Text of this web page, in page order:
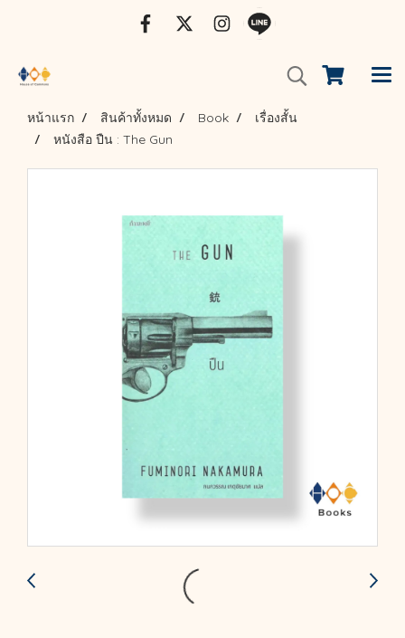
หน้าแรก สินค้าทั้งหมด Book
เรื่องสั้น
หนังสือ ปืน : The Gun